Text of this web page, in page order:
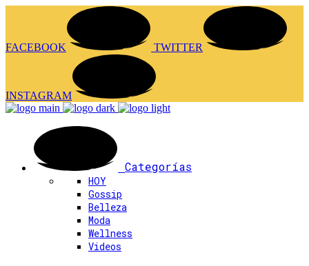
FACEBOOK TWITTER
INSTAGRAM
Categorías
HOY
Gossip
Belleza
Moda
Wellness
Videos